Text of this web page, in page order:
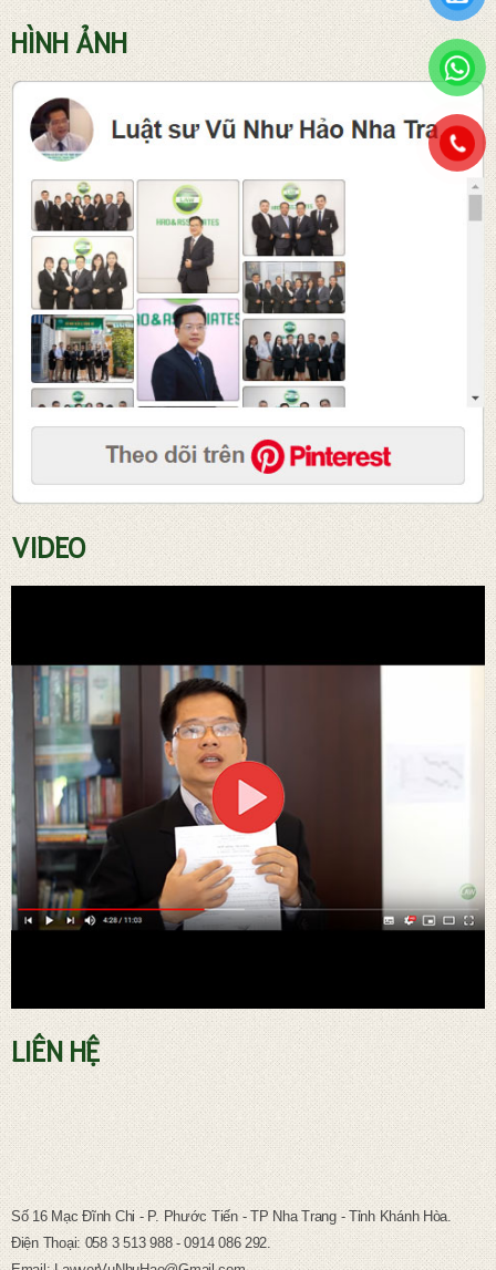
Tư vấn thành lập doanh nghiệp
Tư vấn soạn thảo hợp đồng
Đăng ký sở hữ trí tuệ
TƯ VẤN PHÁP LUẬT LAO ĐỘNG
HÌNH ẢNH
VIDEO
LIÊN HỆ
Số 16 Mạc Đĩnh Chi - P. Phước Tiến - TP Nha Trang - Tỉnh Khánh Hòa.
Điện Thoại: 058 3 513 988 - 0914 086 292.